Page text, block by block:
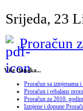
Srijeda, 23
Proračun
Više članaka...
Proračun sa izmjenama
Proračun i rebalans
Proračun za 2010.
Izmjene i dopune